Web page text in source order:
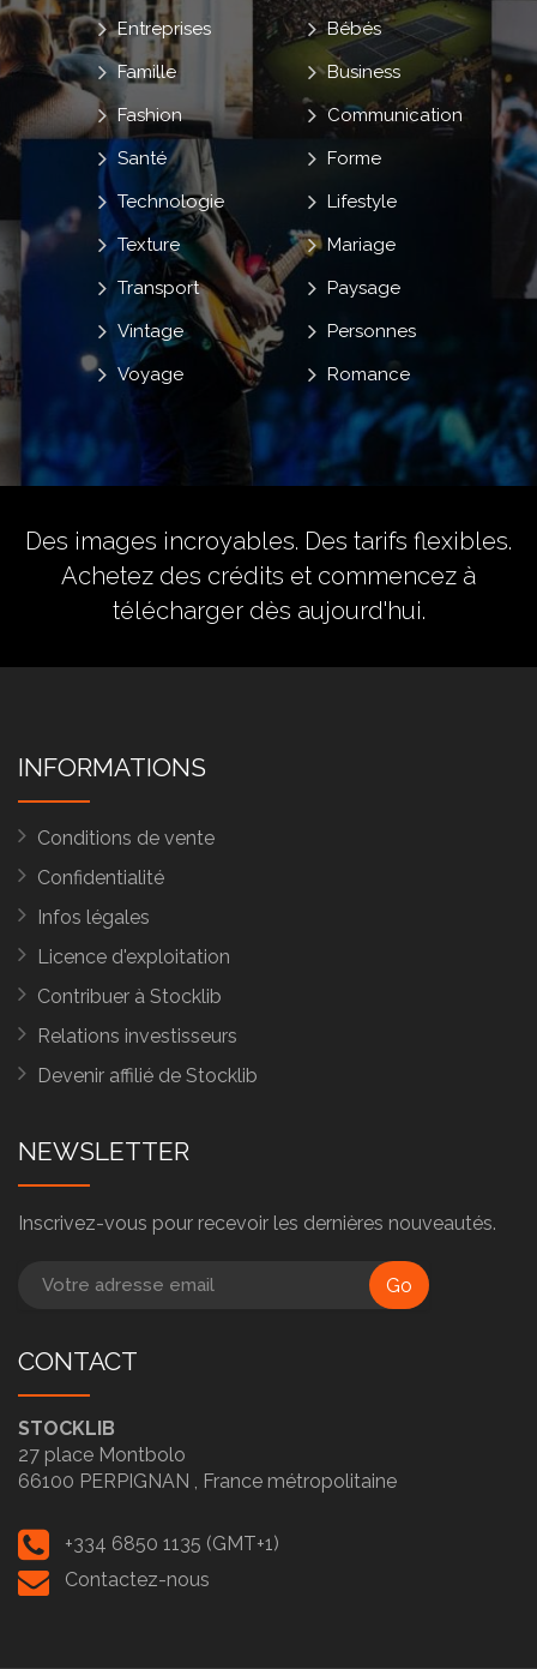
Bébés
Business
Communication
Entreprises
Famille
Fashion
Forme
Lifestyle
Mariage
Paysage
Personnes
Romance
Santé
Technologie
Texture
Transport
Vintage
Voyage
Des images incroyables. Des tarifs flexibles.
Achetez des crédits et commencez à
télécharger dès aujourd'hui.
INFORMATIONS
Conditions de vente
Confidentialité
Infos légales
Licence d'exploitation
Contribuer à Stocklib
Relations investisseurs
Devenir affilié de Stocklib
NEWSLETTER
Inscrivez-vous pour recevoir les dernières nouveautés.
Go
CONTACT
STOCKLIB
27 place Montbolo
66100 PERPIGNAN , France métropolitaine
+334 6850 1135 (GMT+1)
Contactez-nous